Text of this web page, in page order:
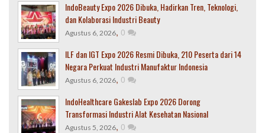
IndoBeauty Expo 2026 Dibuka, Hadirkan Tren, Teknologi,
dan Kolaborasi Industri Beauty
Agustus 6, 2026, 0
ILF dan IGT Expo 2026 Resmi Dibuka, 210 Peserta dari 14
Negara Perkuat Industri Manufaktur Indonesia
Agustus 6, 2026, 0
IndoHealthcare Gakeslab Expo 2026 Dorong
Transformasi Industri Alat Kesehatan Nasional
Agustus 5, 2026, 0